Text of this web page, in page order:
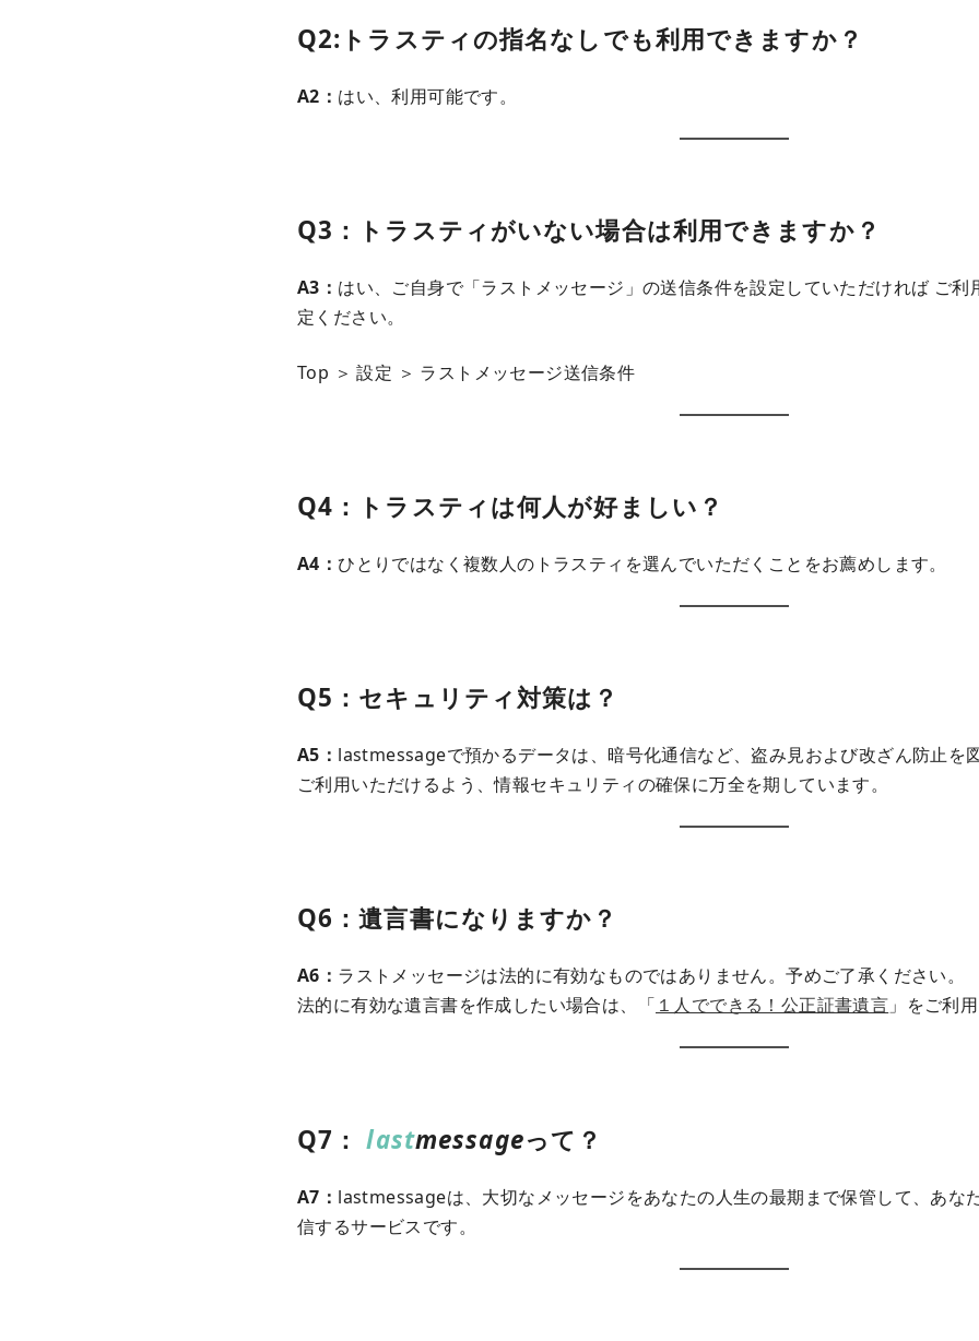
Q2:トラスティの指名なしでも利用できますか？
A2： はい、利用可能です。
Q3：トラスティがいない場合は利用できますか？
A3： はい、ご自身で「ラストメッセージ」の送信条件を設定していただければ ご利
定ください。
Top ＞ 設定 ＞ ラストメッセージ送信条件
Q4：トラスティは何人が好ましい？
A4：ひとりではなく複数人のトラスティを選んでいただくことをお薦めします。
Q5：セキュリティ対策は？
A5： lastmessageで預かるデータは、暗号化通信など、盗み見および改ざん防止を
ご利用いただけるよう、情報セキュリティの確保に万全を期しています。
Q6：遺言書になりますか？
A6： ラストメッセージは法的に有効なものではありません。予めご了承ください。
法的に有効な遺言書を作成したい場合は、「 １人でできる！公正証書遺言 」をご利
Q7：lastmessageって？
A7： lastmessageは、大切なメッセージをあなたの人生の最期まで保管して、あな
信するサービスです。